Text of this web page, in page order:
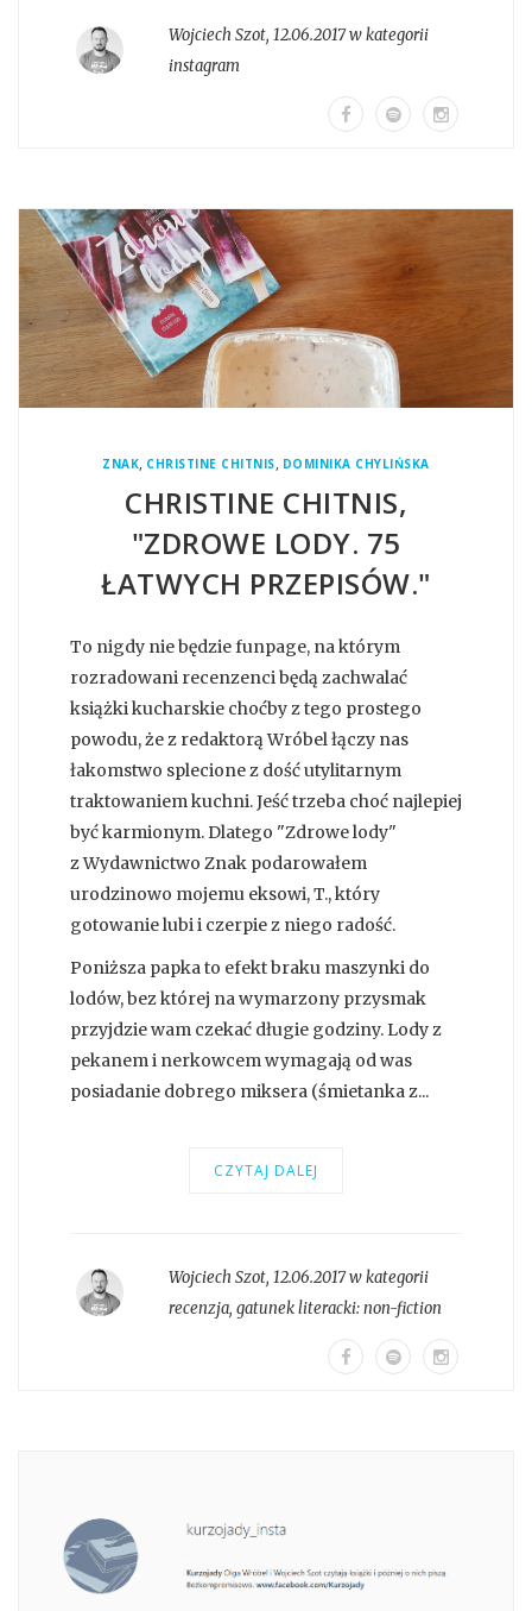
Wojciech Szot, 12.06.2017 w kategorii
instagram
ZNAK, CHRISTINE CHITNIS, DOMINIKA CHYLIŃSKA
CHRISTINE CHITNIS,
"ZDROWE LODY. 75
ŁATWYCH PRZEPISÓW."
To nigdy nie będzie funpage, na którym
rozradowani recenzenci będą zachwalać
książki kucharskie choćby z tego prostego
powodu, że z redaktorą Wróbel łączy nas
łakomstwo splecione z dość utylitarnym
traktowaniem kuchni. Jeść trzeba choć najlepiej
być karmionym. Dlatego "Zdrowe lody"
z Wydawnictwo Znak podarowałem
urodzinowo mojemu eksowi, T., który
gotowanie lubi i czerpie z niego radość.
Poniższa papka to efekt braku maszynki do
lodów, bez której na wymarzony przysmak
przyjdzie wam czekać długie godziny. Lody z
pekanem i nerkowcem wymagają od was
posiadanie dobrego miksera (śmietanka z...
CZYTAJ DALEJ
Wojciech Szot, 12.06.2017 w kategorii
recenzja, gatunek literacki:non-fiction